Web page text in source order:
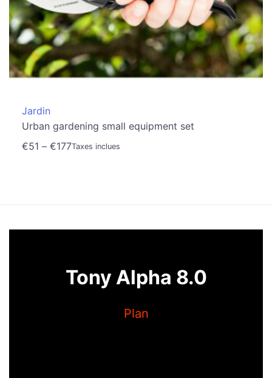
Jardin
Urban gardening small equipment set
€51 – €177Taxes inclues
Tony Alpha 8.0
Plan